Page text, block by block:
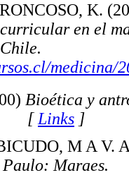
K.
en el
medicina/
Bioética y
[ Links ]
M A V.
Paulo: